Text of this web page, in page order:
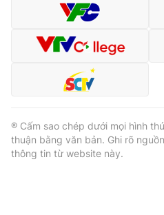
® Cấm sao chép dưới mọi hình
thuận bằng văn bản. Ghi rõ
thông tin từ website này.